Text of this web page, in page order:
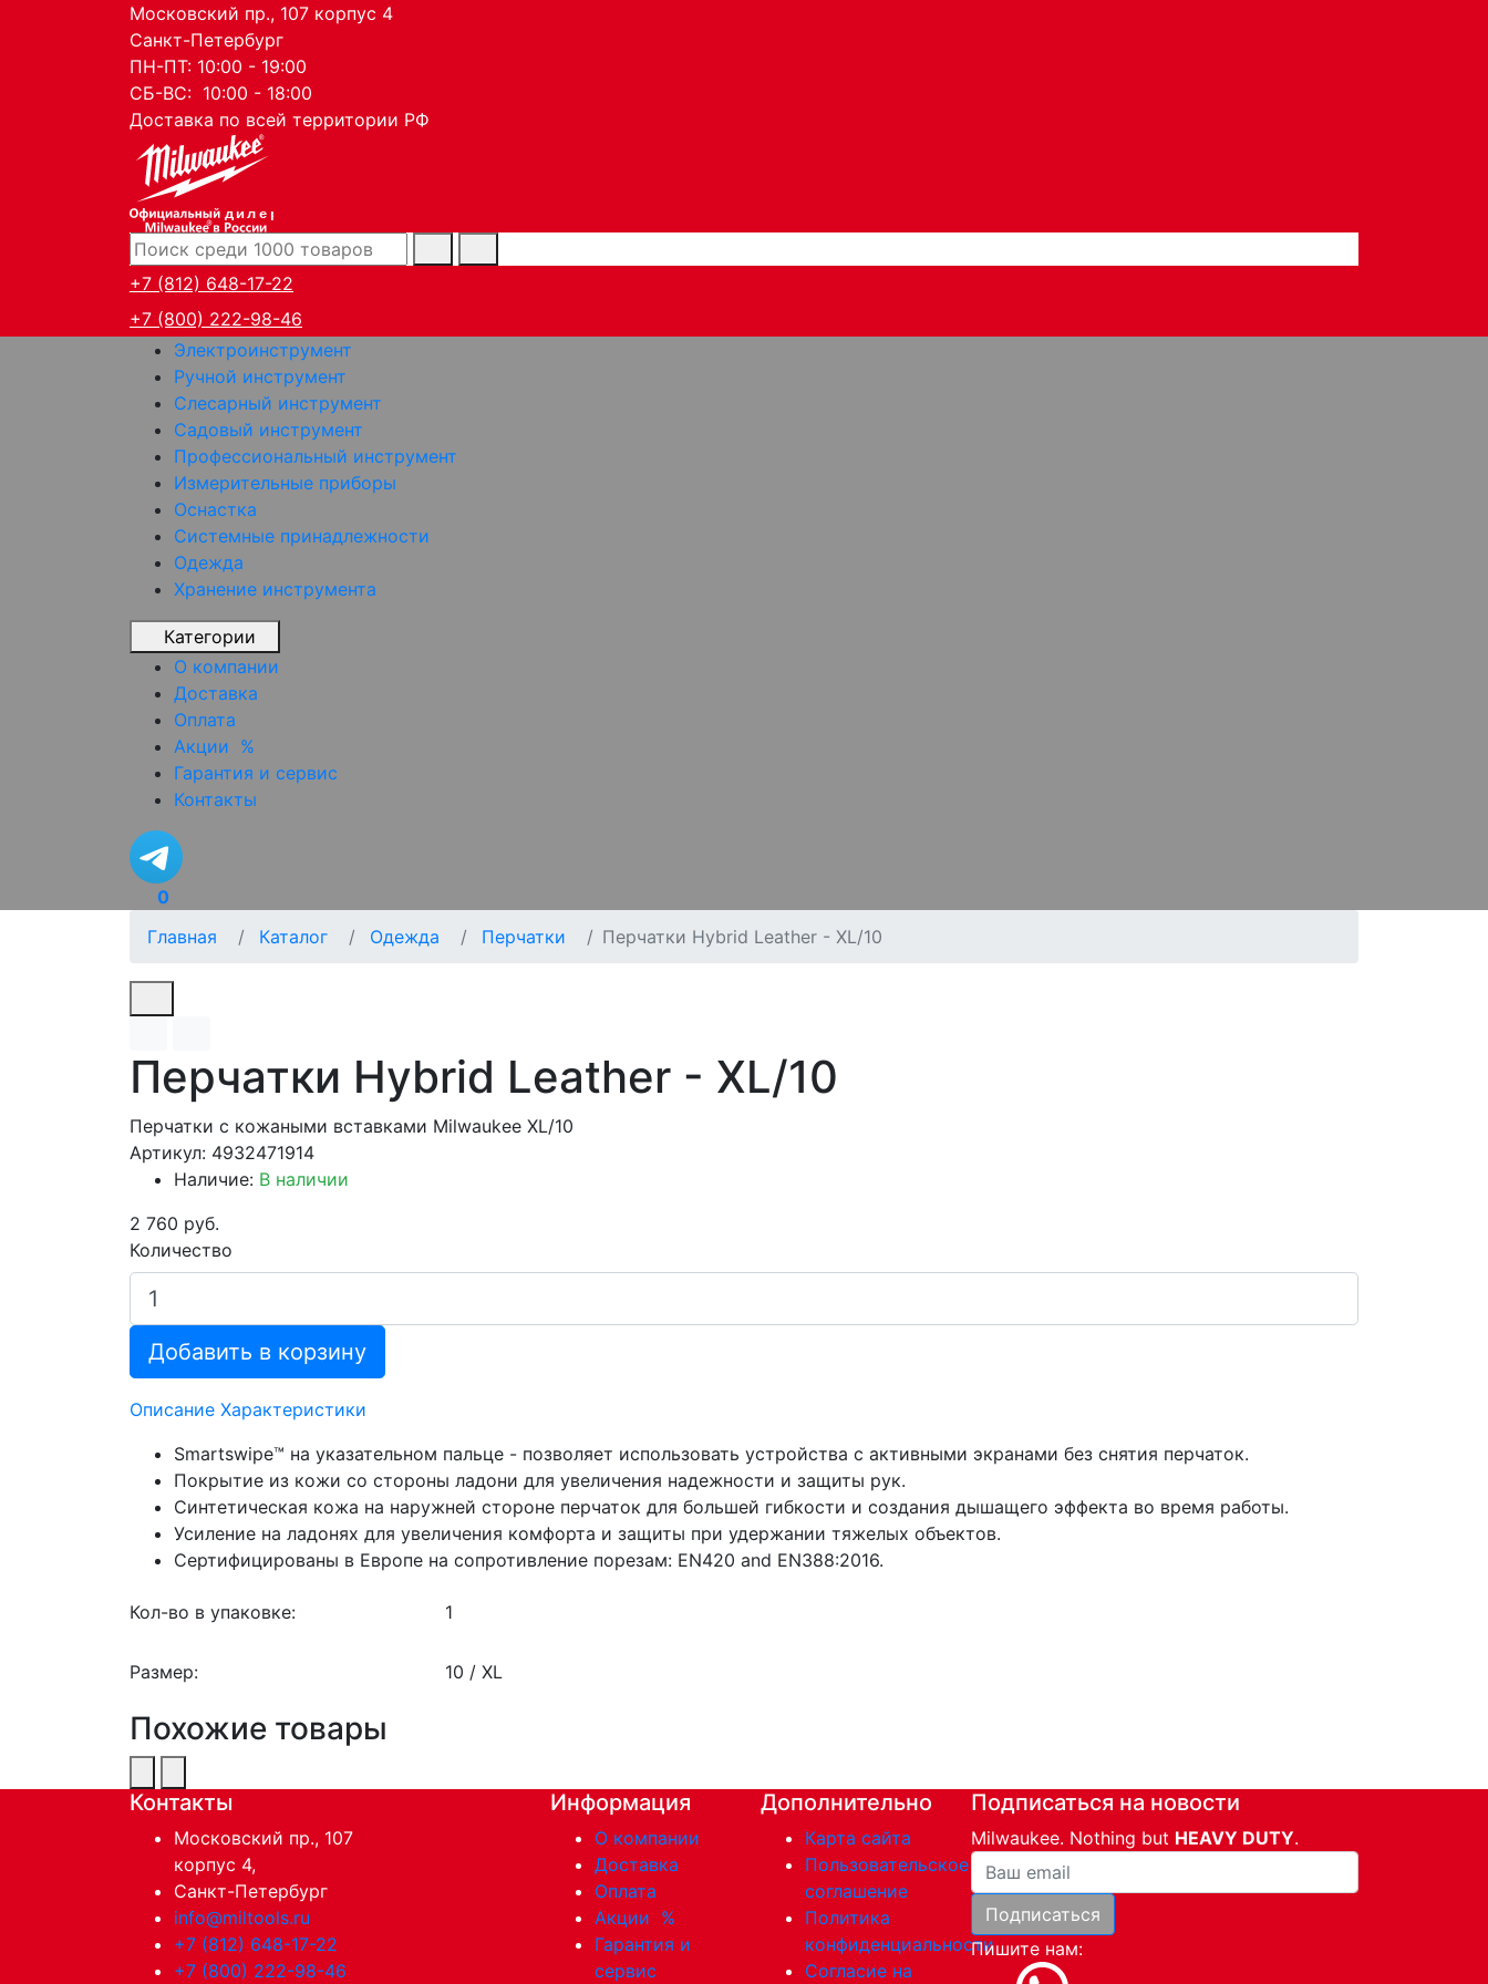
Московский пр., 107 корпус 4
Санкт-Петербург
ПН-ПТ: 10:00 - 19:00
СБ-ВС: 10:00 - 18:00
Доставка по всей территории РФ
дилер
+7 (812) 648-17-22
+7 (800) 222-98-46
Электроинструмент
Ручной инструмент
Слесарный инструмент
Садовый инструмент
Профессиональный инструмент
Измерительные приборы
Оснастка
Системные принадлежности
Одежда
Хранение инструмента
Категории
О компании
Доставка
Оплата
Акции %
Гарантия и сервис
Контакты
0
Главная
Каталог Одежда Перчатки Перчатки Hybrid Leather - XL/10
Перчатки Hybrid Leather - XL/10
Перчатки с кожаными вставками Milwaukee XL/10
Артикул: 4932471914
Наличие: В наличии
2 760 руб.
Количество
Добавить в корзину
Описание Характеристики
Smartswipe™ на указательном пальце - позволяет использовать устройства с активными экранами без снятия перчаток.
Покрытие из кожи со стороны ладони для увеличения надежности и защиты рук.
Синтетическая кожа на наружней стороне перчаток для большей гибкости и создания дышащего эффекта во время работы.
Усиление на ладонях для увеличения комфорта и защиты при удержании тяжелых объектов.
Сертифицированы в Европе на сопротивление порезам: EN420 and EN388:2016.
Кол-во в упаковке: 1
Размер: 10 / XL
Похожие товары
Контакты
Московский пр., 107
корпус 4,
Санкт-Петербург
info@miltools.ru
+7 (812) 648-17-22
+7 (800) 222-98-46
Информация
О компании
Доставка
Оплата
Акции %
Гарантия и
сервис
Дополнительно
Карта сайта
Пользовательское
соглашение
Политика
конфиденциальности
Согласие на
Подписаться на новости
Milwaukee. Nothing but HEAVY DUTY.
Ваша почта
Подписаться
Пишите нам: